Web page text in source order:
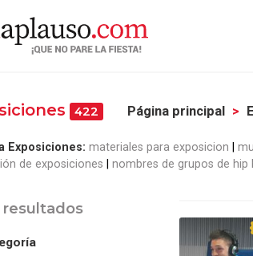
422 Página principal
Exposiciones: materiales para exposicion
de exposiciones
nombres de grupos de
resultados